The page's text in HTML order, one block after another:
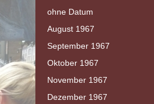
ohne Datum
August 1967
September 1967
Oktober 1967
November 1967
Dezember 1967